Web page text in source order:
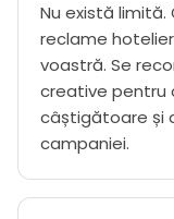
Nu există
reclame
voastră. Se
creative pentru
câștigătoare și
campaniei.